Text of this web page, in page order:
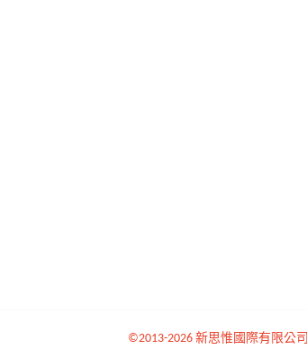
©2013-2026 新思惟國際有限公司